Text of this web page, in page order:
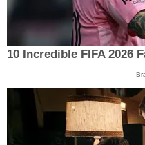
10 Incredible FIFA 2026